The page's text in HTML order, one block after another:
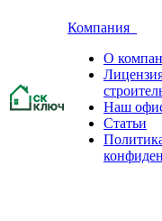
Компания
О
Наш
Статьи